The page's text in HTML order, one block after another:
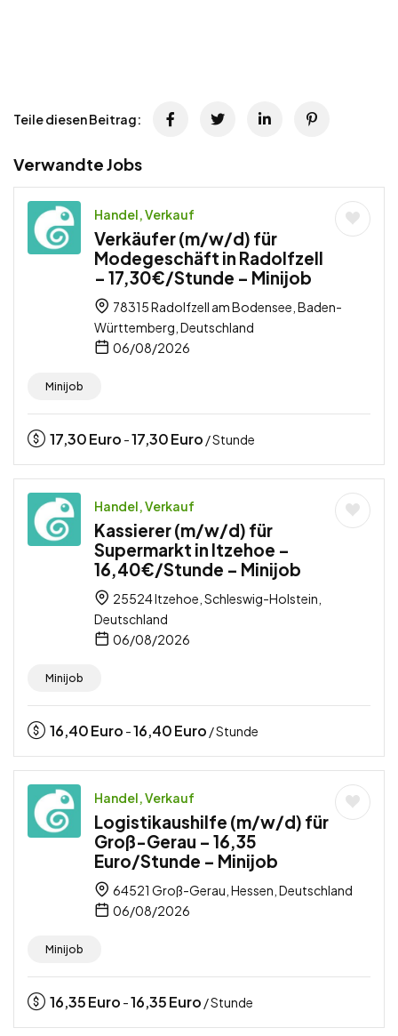
Teile diesen Beitrag:
Verwandte Jobs
Handel, Verkauf
Verkäufer (m/w/d) für
Modegeschäft in Radolfzell
– 17,30€/Stunde – Minijob
78315 Radolfzell am Bodensee, Baden-
Württemberg, Deutschland
06/08/2026
Minijob
17,30Euro -17,30Euro / Stunde
Handel, Verkauf
Kassierer (m/w/d) für
Supermarkt in Itzehoe –
16,40€/Stunde – Minijob
25524 Itzehoe, Schleswig-Holstein,
Deutschland
06/08/2026
Minijob
16,40Euro -16,40Euro / Stunde
Handel, Verkauf
Logistikaushilfe (m/w/d) für
Groß-Gerau – 16,35
Euro/Stunde – Minijob
64521 Groß-Gerau, Hessen, Deutschland
06/08/2026
Minijob
16,35Euro -16,35Euro / Stunde